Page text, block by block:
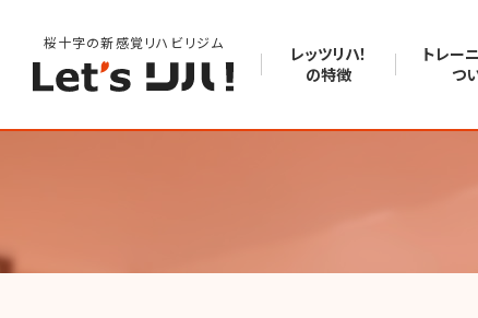
桜十字の新感覚リハビリジム
レッツリハ！
の特徴
トレー
つ